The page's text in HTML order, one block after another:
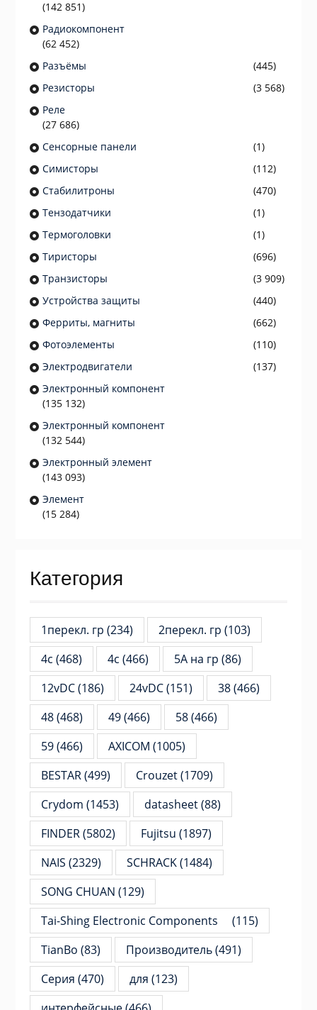
(142 851)
Радиокомпонент
(62 452)
Разъёмы
(445)
Резисторы
(3 568)
Реле
(27 686)
Сенсорные панели
(1)
Симисторы
(112)
Стабилитроны
(470)
Тензодатчики
(1)
Термоголовки
(1)
Тиристоры
(696)
Транзисторы
(3 909)
Устройства защиты
(440)
Ферриты, магниты
(662)
Фотоэлементы
(110)
Электродвигатели
(137)
Электронный компонент
(135 132)
Электронный компонент
(132 544)
Электронный элемент
(143 093)
Элемент
(15 284)
Категория
1перекл. гр (234) 2перекл. гр (103)
4c (468) 4с (466) 5А на гр (86)
12vDC(186) 24vDC(151) 38(466)
48(468) 49(466) 58(466)
59(466) AXICOM (1005)
BESTAR(499) Crouzet(1709)
Crydom (1453) datasheet(88)
FINDER(5802) Fujitsu (1897)
NAIS (2329) SCHRACK(1484)
SONG CHUAN (129)
Tai-Shing Electronic Components
(115)
TianBo (83) Производитель(491)
Серия (470) для (123)